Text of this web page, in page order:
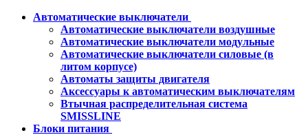
Автоматические выключатели
Автоматические выключатели воздушные
Автоматические выключатели модульные
Автоматические выключатели силовые (в
литом корпусе)
Автоматы защиты двигателя
Аксессуары к автоматическим выключателям
Втычная распределительная система
SMISSLINE
Блоки питания